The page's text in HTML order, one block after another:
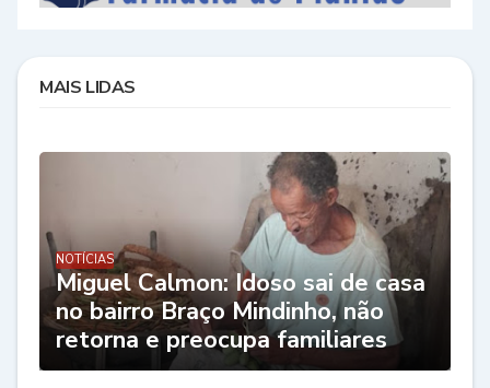
MAIS LIDAS
NOTÍCIAS
Miguel Calmon: Idoso sai de casa
no bairro Braço Mindinho, não
retorna e preocupa familiares